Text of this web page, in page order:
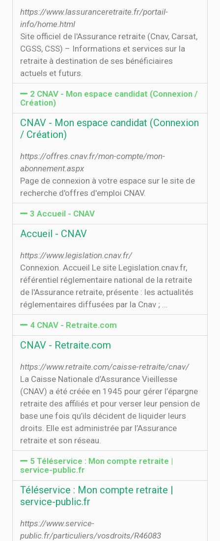
https://www.lassuranceretraite.fr/portail-
info/home.html
Site officiel de l'Assurance retraite (Cnav, Carsat,
CGSS, CSS) – Informations et services sur la
retraite à destination de ses bénéficiaires
actuels et futurs.
2 CNAV - Mon espace candidat (Connexion /
Création)
CNAV - Mon espace candidat (Connexion
/ Création)
https://offres.cnav.fr/mon-compte/mon-
abonnement.aspx
Page de connexion à votre espace sur le site de
recherche d'offres d'emploi CNAV.
3 Accueil - CNAV
Accueil - CNAV
https://www.legislation.cnav.fr/
Connexion. Accueil Le site Legislation.cnav.fr,
référentiel réglementaire national de la retraite
de l'Assurance retraite, présente : les actualités
réglementaires diffusées par la Cnav ; …
4 CNAV - Retraite.com
CNAV - Retraite.com
https://www.retraite.com/caisse-retraite/cnav/
La Caisse Nationale d’Assurance Vieillesse
(CNAV) a été créée en 1945 pour gérer l’épargne
retraite des affiliés et pour verser leur pension de
base une fois qu’ils décident de liquider leurs
droits. Elle est administrée par l’Assurance
retraite et son réseau.
5 Téléservice : Mon compte retraite |
service-public.fr
Téléservice : Mon compte retraite |
service-public.fr
https://www.service-
public.fr/particuliers/vosdroits/R46083